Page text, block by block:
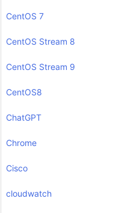
CentOS 7
CentOS Stream 8
CentOS Stream 9
CentOS8
ChatGPT
Chrome
Cisco
cloudwatch